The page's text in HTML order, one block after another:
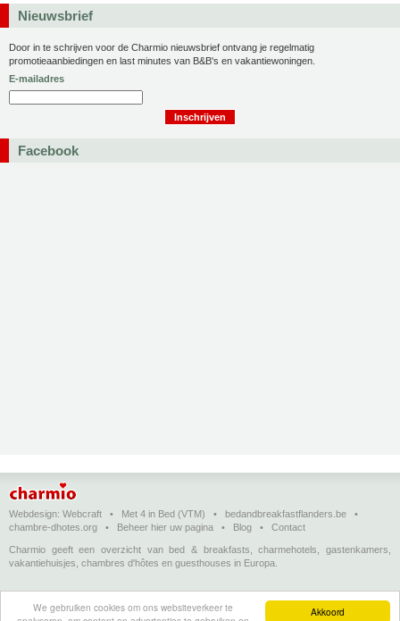
Akkoord
We gebruiken cookies om ons websiteverkeer te
Nieuwsbrief
Door in te schrijven voor de Charmio nieuwsbrief ontvang je regelmatig
promotieaanbiedingen en last minutes van B&B's en vakantiewoningen.
E-mailadres
Facebook
Webdesign: Webcraft • Met 4 in Bed (VTM) • bedandbreakfastflanders.be •
chambre-dhotes.org • Beheer hier uw pagina • Blog • Contact
Charmio geeft een overzicht van bed & breakfasts, charmehotels, gastenkamers,
vakantiehuisjes, chambres d'hôtes en guesthouses in Europa.
Bed & breakfasts, charmehotels en vakantiehuizen (in het Nederlands)•Chambres
d'hôtes, hôtels de charme et logements de vacances
(en français) •
Bed &